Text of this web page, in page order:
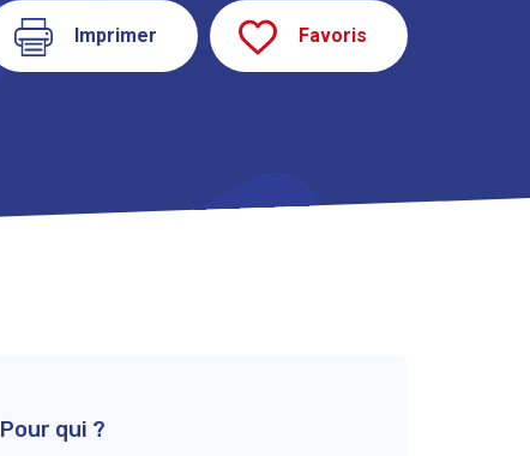
Imprimer Favoris
Pour qui ?